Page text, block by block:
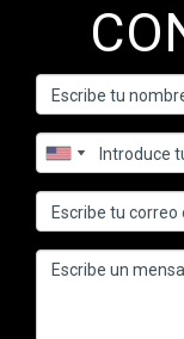
El farming
ventas; se trata de
relaciones
investigación
y la
puedes convertirte